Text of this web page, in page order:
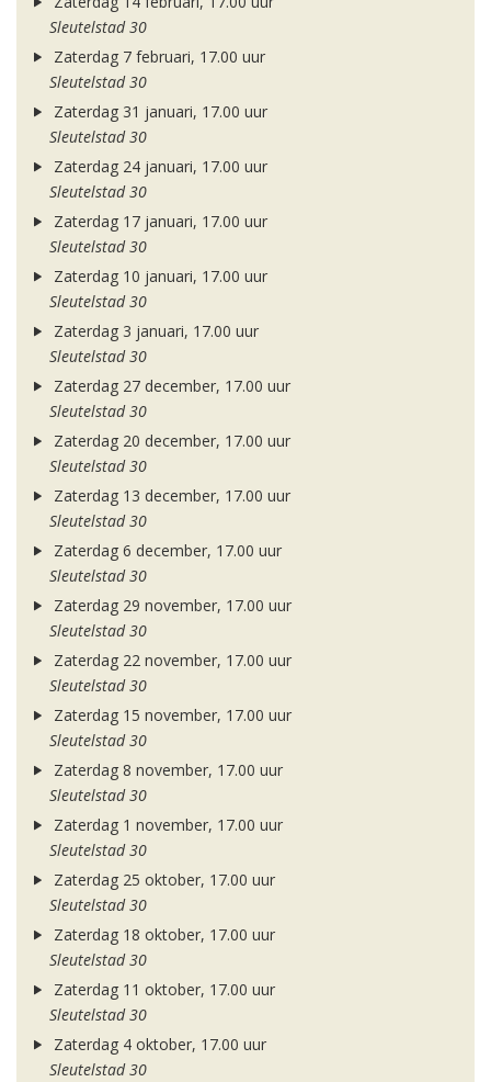
Sleutelstad 30
Zaterdag 7 februari, 17.00 uur
Sleutelstad 30
Zaterdag 31 januari, 17.00 uur
Sleutelstad 30
Zaterdag 24 januari, 17.00 uur
Sleutelstad 30
Zaterdag 17 januari, 17.00 uur
Sleutelstad 30
Zaterdag 10 januari, 17.00 uur
Sleutelstad 30
Zaterdag 3 januari, 17.00 uur
Sleutelstad 30
Zaterdag 27 december, 17.00 uur
Sleutelstad 30
Zaterdag 20 december, 17.00 uur
Sleutelstad 30
Zaterdag 13 december, 17.00 uur
Sleutelstad 30
Zaterdag 6 december, 17.00 uur
Sleutelstad 30
Zaterdag 29 november, 17.00 uur
Sleutelstad 30
Zaterdag 22 november, 17.00 uur
Sleutelstad 30
Zaterdag 15 november, 17.00 uur
Sleutelstad 30
Zaterdag 8 november, 17.00 uur
Sleutelstad 30
Zaterdag 1 november, 17.00 uur
Sleutelstad 30
Zaterdag 25 oktober, 17.00 uur
Sleutelstad 30
Zaterdag 18 oktober, 17.00 uur
Sleutelstad 30
Zaterdag 11 oktober, 17.00 uur
Sleutelstad 30
Zaterdag 4 oktober, 17.00 uur
Sleutelstad 30